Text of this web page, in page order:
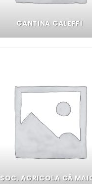
CANTINA CALEFFI
SOC. AGRICOLA CÀ